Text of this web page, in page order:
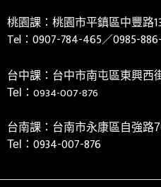
桃園課：桃園市平鎮區中豐路
Tel： 0907-784-465／0985-
台中課：台中市南屯區東興西
Tel： 0934-007-876
台南課：台南市永康區自強路
Tel： 0934-007-876